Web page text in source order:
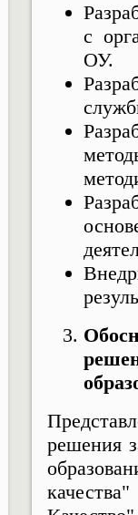
с
ОУ.
решения